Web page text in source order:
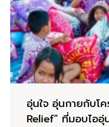
อุ่นใจ อุ่นกายกับโ
Relief” ที่มอบไออุ่